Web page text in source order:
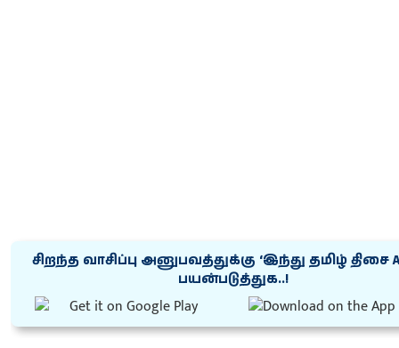
சிறந்த வாசிப்பு அனுபவத்துக்கு ‘இந்து தமிழ் திசை
பயன்படுத்துக..!